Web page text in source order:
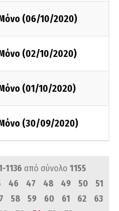
(06/10/2020)
(02/10/2020)
(01/10/2020)
(30/09/2020)
1136 από σύνολο 1155
46 47 48 49 50
51
58 59 60 61 62
63